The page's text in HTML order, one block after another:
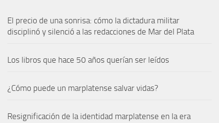
El precio de una sonrisa: cómo la dictadura militar
disciplinó y silenció a las redacciones de Mar del Plata
Los libros que hace 50 años querían ser leídos
¿Cómo puede un marplatense salvar vidas?
Resignificación de la identidad marplatense en la era